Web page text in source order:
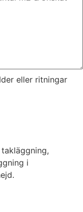
eller ritningar
i